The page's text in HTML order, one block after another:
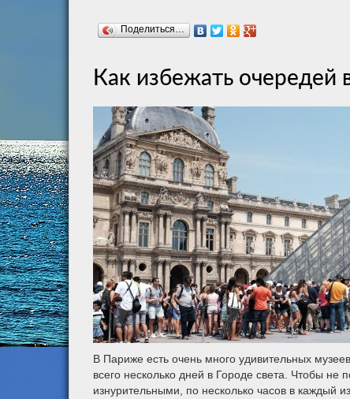
Поделиться…
Как избежать очередей
В Париже есть очень много удивительных
всего несколько дней в Городе света. Чтобы не
изнурительными, по несколько часов в каждый